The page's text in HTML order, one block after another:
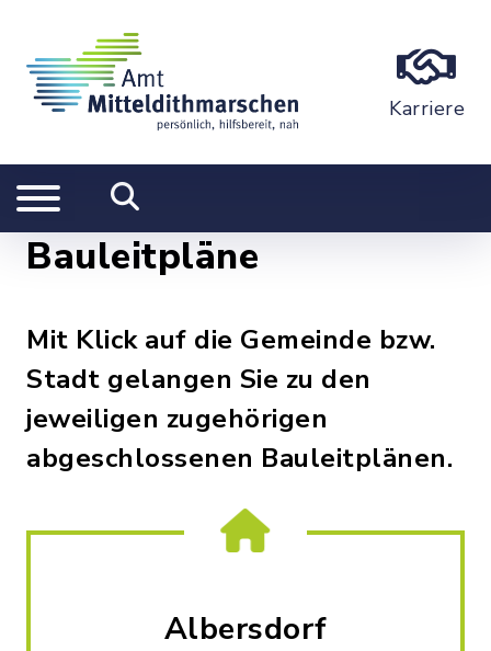
Karriere
Bauleitpläne
Mit Klick auf die Gemeinde bzw.
Stadt gelangen Sie zu den
jeweiligen zugehörigen
abgeschlossenen Bauleitplänen.
Albersdorf